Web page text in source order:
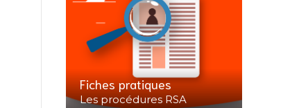
Fiches pratiques
Les procédures RSA